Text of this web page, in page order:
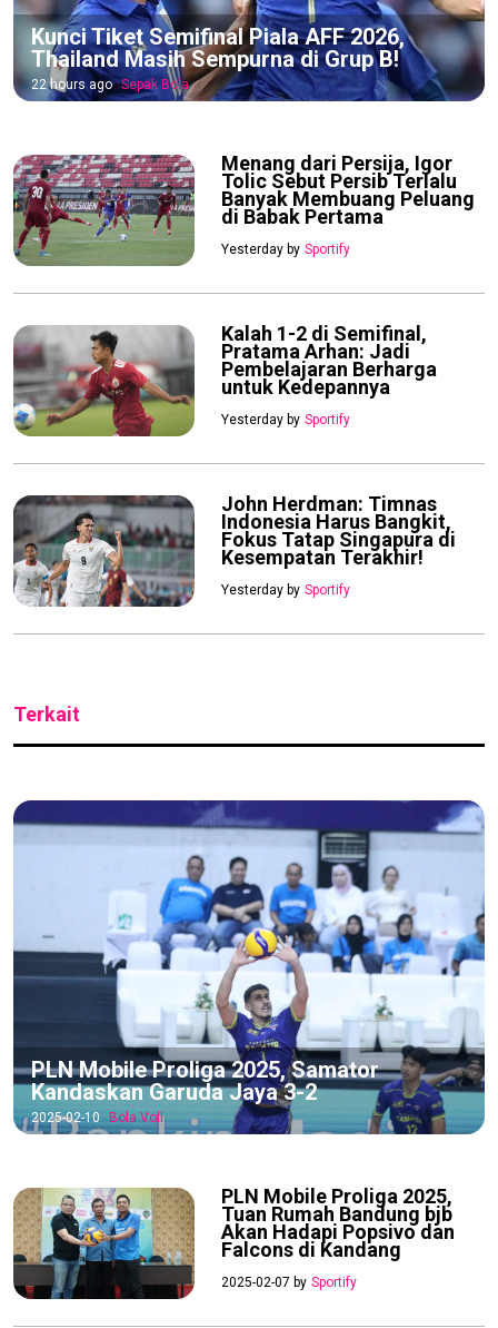
Kunci Tiket Semifinal Piala AFF 2026,
Thailand Masih Sempurna di Grup B!
22 hours ago Sepak Bola
Menang dari Persija, Igor
Tolic Sebut Persib Terlalu
Banyak Membuang Peluang
di Babak Pertama
Yesterday by Sportify
Kalah 1-2 di Semifinal,
Pratama Arhan: Jadi
Pembelajaran Berharga
untuk Kedepannya
Yesterday by Sportify
John Herdman: Timnas
Indonesia Harus Bangkit,
Fokus Tatap Singapura di
Kesempatan Terakhir!
Yesterday by Sportify
Terkait
PLN Mobile Proliga 2025, Samator
Kandaskan Garuda Jaya 3-2
2025-02-10 Bola Voli
PLN Mobile Proliga 2025,
Tuan Rumah Bandung bjb
Akan Hadapi Popsivo dan
Falcons di Kandang
2025-02-07 by Sportify